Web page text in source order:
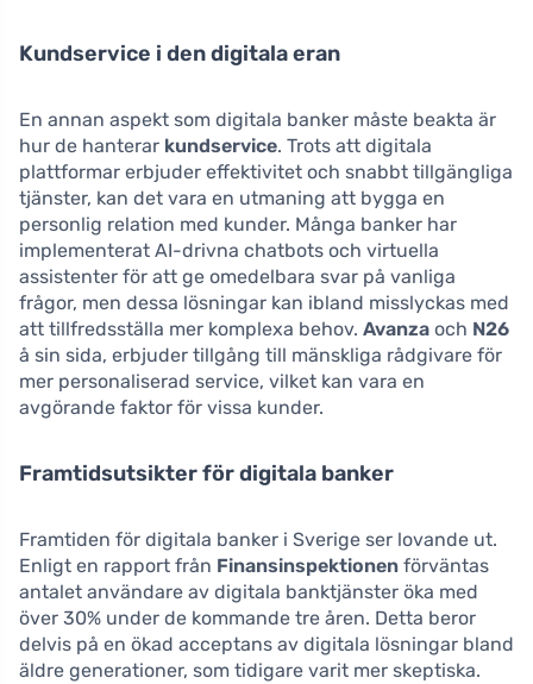
Kundservice i den digitala eran
En annan aspekt som digitala banker måste beakta är
hur de hanterar kundservice. Trots att digitala
plattformar erbjuder effektivitet och snabbt tillgängliga
tjänster, kan det vara en utmaning att bygga en
personlig relation med kunder. Många banker har
implementerat AI-drivna chatbots och virtuella
assistenter för att ge omedelbara svar på vanliga
frågor, men dessa lösningar kan ibland misslyckas med
att tillfredsställa mer komplexa behov. Avanza och N26
å sin sida, erbjuder tillgång till mänskliga rådgivare för
mer personaliserad service, vilket kan vara en
avgörande faktor för vissa kunder.
Framtidsutsikter för digitala banker
Framtiden för digitala banker i Sverige ser lovande ut.
Enligt en rapport från Finansinspektionen förväntas
antalet användare av digitala banktjänster öka med
över 30% under de kommande tre åren. Detta beror
delvis på en ökad acceptans av digitala lösningar bland
äldre generationer, som tidigare varit mer skeptiska.